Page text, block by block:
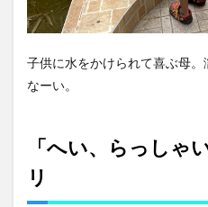
子供に水をかけられて喜ぶ母
なーい。
「へい、らっしゃ
リ